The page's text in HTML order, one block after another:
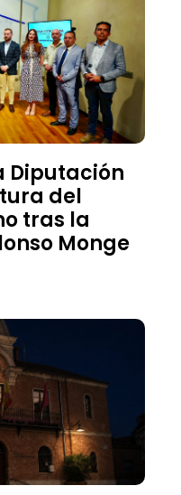
Diputación
del
tras la
Monge